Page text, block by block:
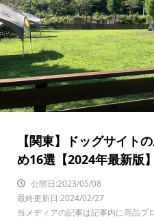
【関東】ドッグサイト
め16選【2024年最新版】
公開日:2023/05/08
最終更新日:2024/02/27
当メディアの記事は記事内に商品プ